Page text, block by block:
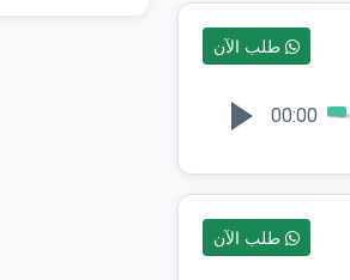
طلب الآن
00:00
طلب الآن